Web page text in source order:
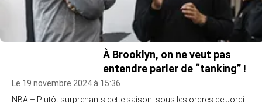
À Brooklyn, on ne veut pas
entendre parler de “tanking” !
Le 19 novembre 2024 à 15:36
NBA – Plutôt surprenants cette saison, sous les ordres de Jordi